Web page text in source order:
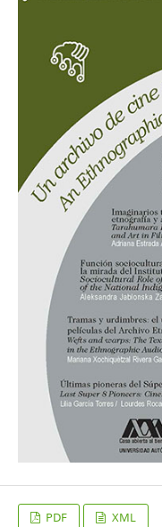
PDF XML